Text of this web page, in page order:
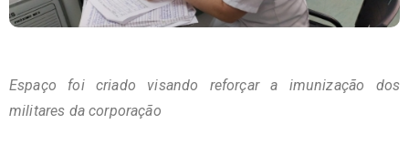
Espaço foi criado visando reforçar a imunização dos
militares da corporação⁣